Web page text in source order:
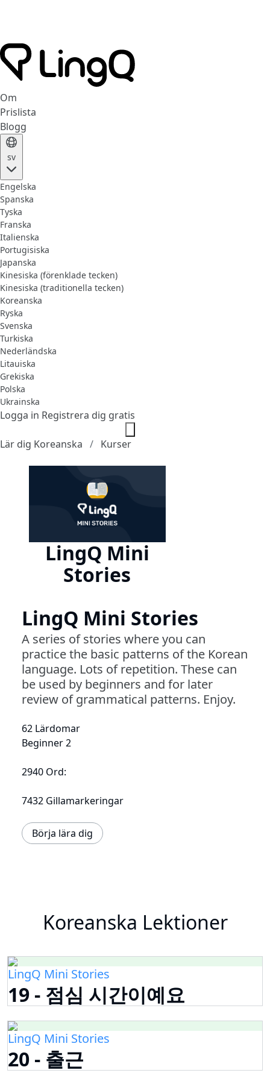
Om
Prislista
Blogg
sv
Engelska
Spanska
Tyska
Franska
Italienska
Portugisiska
Japanska
Kinesiska (förenklade tecken)
Kinesiska (traditionella tecken)
Koreanska
Ryska
Svenska
Turkiska
Nederländska
Litauiska
Grekiska
Polska
Ukrainska
Logga in Registrera dig gratis
Lär dig Koreanska Kurser
LingQ Mini
Stories
LingQ Mini Stories
A series of stories where you can
practice the basic patterns of the Korean
language. Lots of repetition. These can
be used by beginners and for later
review of grammatical patterns. Enjoy.
62 Lärdomar
Beginner 2
2940 Ord:
7432 Gillamarkeringar
Börja lära dig
Koreanska Lektioner
LingQ Mini Stories
19 - 점심 시간이예요
LingQ Mini Stories
20 - 출근